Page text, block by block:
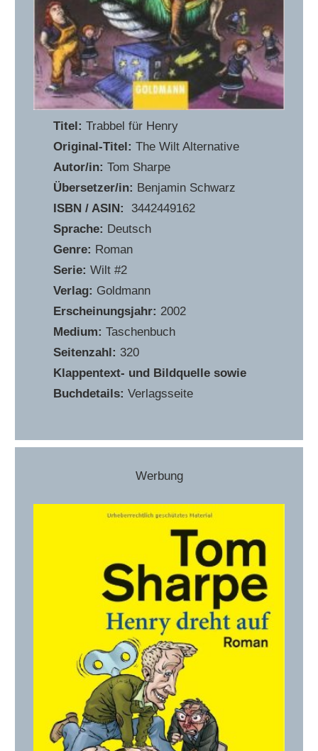
Titel: Trabbel für Henry
Original-Titel: The Wilt Alternative
Autor/in: Tom Sharpe
Übersetzer/in: Benjamin Schwarz
ISBN / ASIN:
‎ 3442449162
Sprache: Deutsch
Genre: Roman
Serie:Wilt #2
Verlag: Goldmann
Erscheinungsjahr: 2002
Medium: Taschenbuch
Seitenzahl:320
Klappentext- und Bildquelle sowie
Buchdetails: Verlagsseite
Werbung